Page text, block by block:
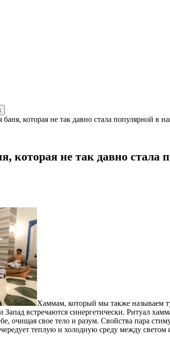
которая не так давно стала популярной в
которая не так давно стала
Хаммам, который мы также называем
встречаются синергетически. Ритуал
очищая свое тело и разум. Свойства пара
теплую и холодную среду между